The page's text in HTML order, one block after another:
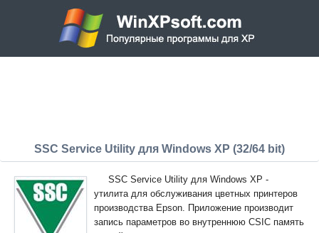
SSC Service Utility для Windows XP (32/64 bit)
SSC Service Utility для Windows XP -
утилита для обслуживания цветных принтеров
производства Epson. Приложение производит
запись параметров во внутреннюю CSIC память